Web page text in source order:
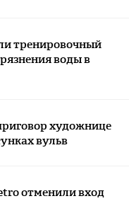
тренировочный
воды в
художнице
вульв
отменили вход